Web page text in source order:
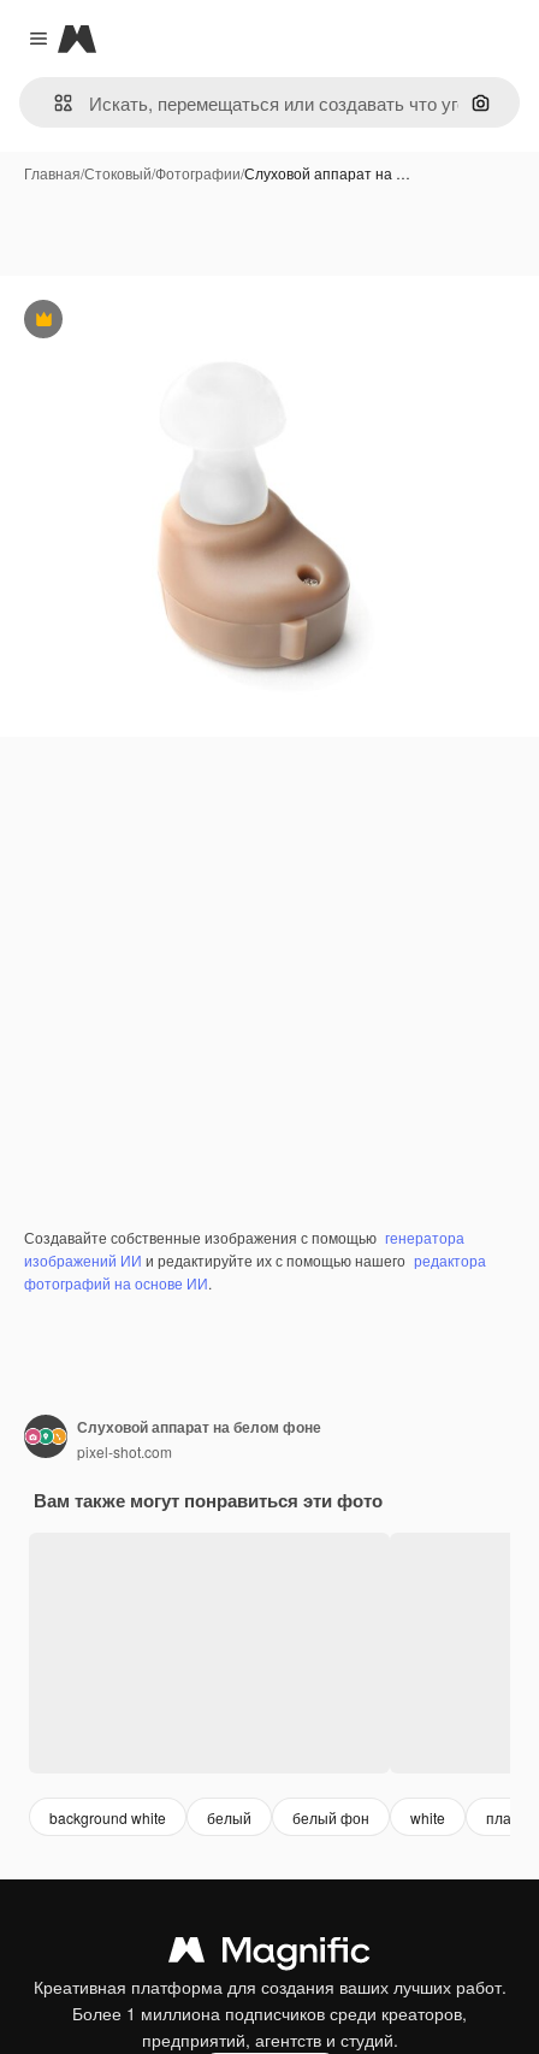
Close menu
Magnific
Поиск
Главная/Стоковый/Фотографии/Слуховой аппарат на …
Премиум
Создавайте собственные изображения с помощью генератора
изображений ИИ и редактируйте их с помощью нашего редактора
фотографий на основе ИИ.
Слуховой аппарат на белом фоне
pixel-shot.com
Вам также могут понравиться эти фото
background white белый белый фон white пластик
Креативная платформа для создания ваших лучших работ.
Более 1 миллиона подписчиков среди креаторов,
предприятий, агентств и студий.